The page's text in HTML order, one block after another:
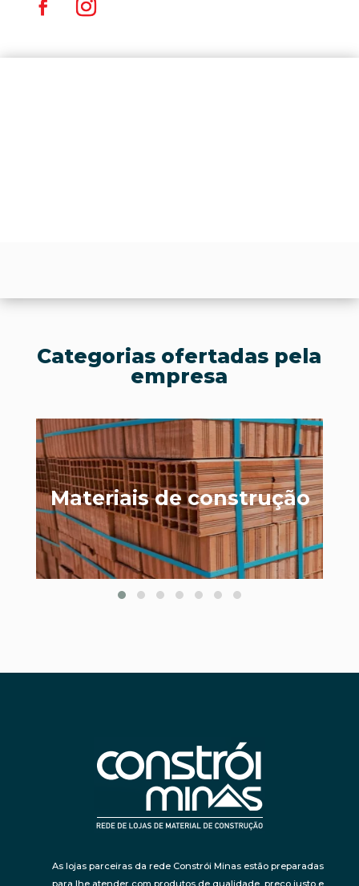
Categorias ofertadas pela
empresa
Materiais de construção
As lojas parceiras da rede Constrói Minas estão preparadas
para lhe atender com produtos de qualidade, preço justo e